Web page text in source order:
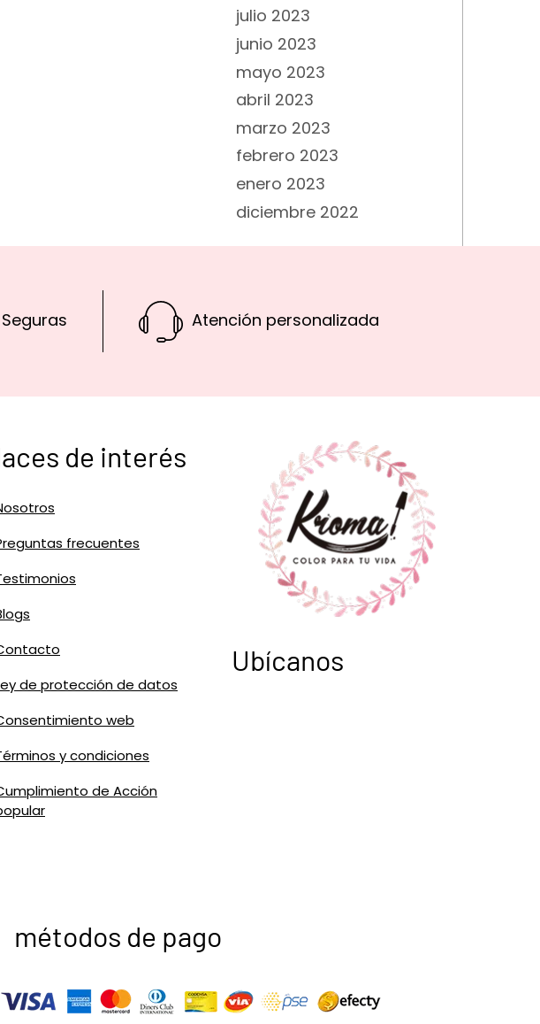
julio 2023
junio 2023
mayo 2023
abril 2023
marzo 2023
febrero 2023
enero 2023
diciembre 2022
Atención personalizada
de interés
frecuentes
de protección de datos
web
y condiciones
de Acción
Ubícanos
métodos de pago